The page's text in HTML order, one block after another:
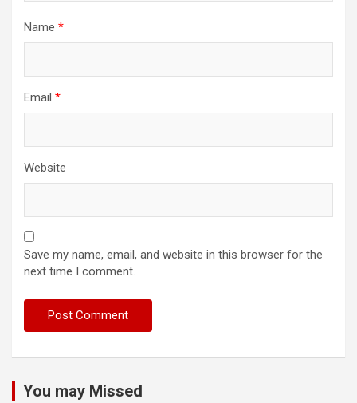
Name *
Email *
Website
Save my name, email, and website in this browser for the
next time I comment.
You may Missed